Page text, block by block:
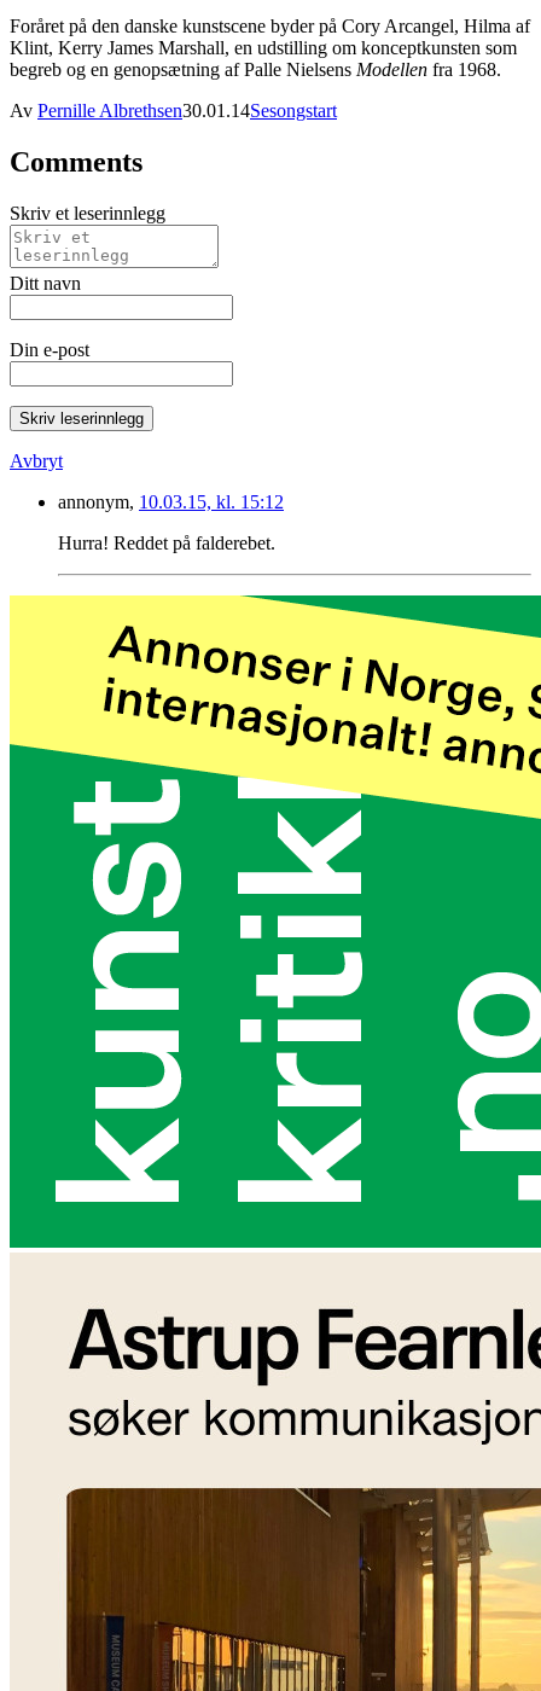
Foråret på den danske kunstscene byder på Cory Arcangel, Hilma af
Klint, Kerry James Marshall, en udstilling om konceptkunsten som
begreb og en genopsætning af Palle Nielsens Modellen fra 1968.
Av Pernille Albrethsen30.01.14Sesongstart
Comments
Skriv et leserinnlegg
Ditt navn
Din e-post
Skriv leserinnlegg
Avbryt
annonym, 10.03.15, kl. 15:12
Hurra! Reddet på falderebet.